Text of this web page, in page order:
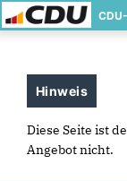
Hinweis
Diese Seite ist
Angebot nicht.